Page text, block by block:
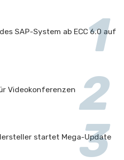
SAP-System ab ECC 6.0 auf
Videokonferenzen
startet Mega-Update